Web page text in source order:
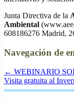
Junta Directiva de la
Ambiental
608186276 Madrid,
Navegación de
← WEBINARIO
Visita gratuita al